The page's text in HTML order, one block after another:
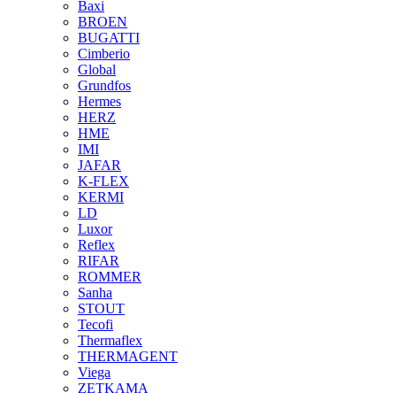
Baxi
BROEN
BUGATTI
Cimberio
Global
Grundfos
Hermes
HERZ
HME
IMI
JAFAR
K-FLEX
KERMI
LD
Luxor
Reflex
RIFAR
ROMMER
Sanha
STOUT
Tecofi
Thermaflex
THERMAGENT
Viega
ZETKAMA